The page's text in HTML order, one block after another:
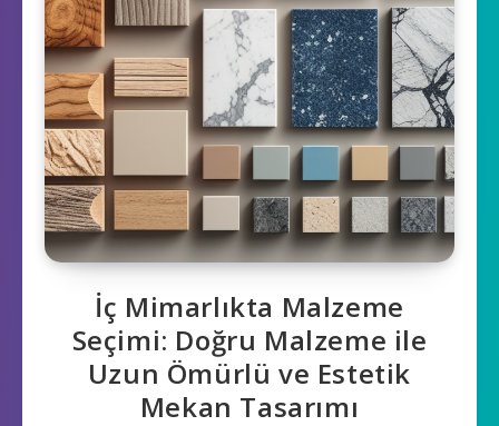
İç Mimarlıkta Malzeme
Seçimi: Doğru Malzeme ile
Uzun Ömürlü ve Estetik
Mekan Tasarımı